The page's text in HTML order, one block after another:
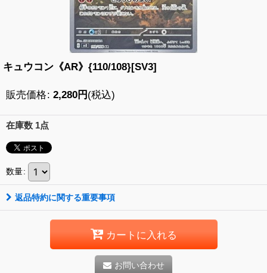
キュウコン《AR》{110/108}[SV3]
販売価格: 2,280円 (税込)
在庫数 1点
数量:
返品特約に関する重要事項
カートに入れる
お問い合わせ